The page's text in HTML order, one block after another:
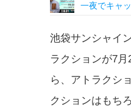
一夜でキャ
池袋サンシャイ
ラクションが7
ら、アトラクシ
クションはもち